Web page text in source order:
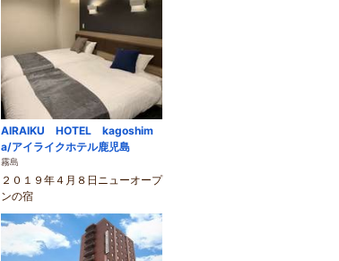
AIRAIKU HOTEL kagoshim
a/アイライクホテル鹿児島
霧島
２０１９年４月８日ニューオープ
ンの宿